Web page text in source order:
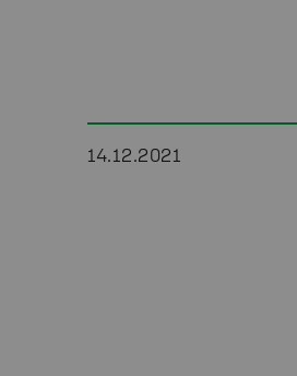
14.12.2021